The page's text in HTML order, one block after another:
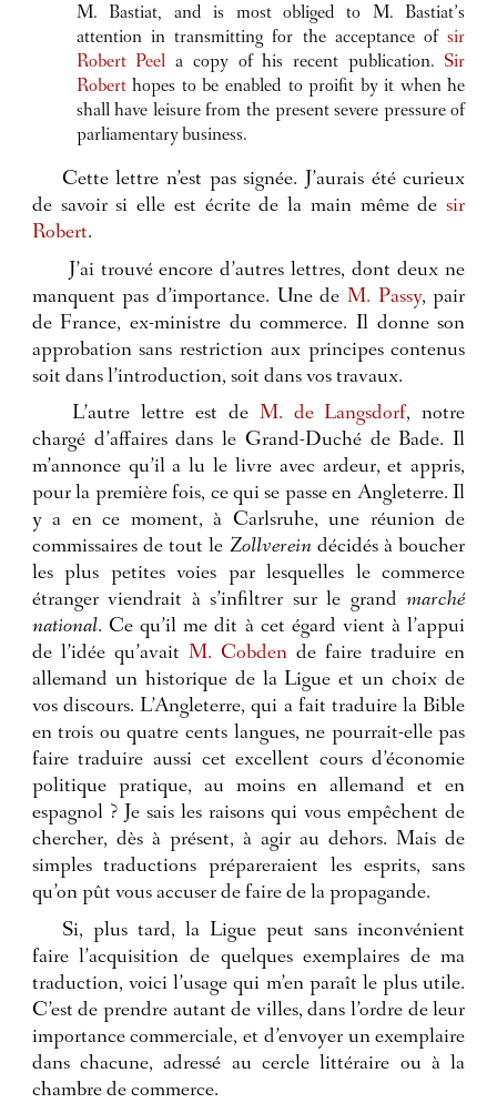
M. Bastiat, and is most obliged to M. Bastiat’s
attention in transmitting for the acceptance ofsir
Robert Peel a copy of his recent publication. Sir
Roberthopes to be enabled to proifit by it when he
shall have leisure from the present severe pressure of
parliamentary business.
Cette lettre n’est pas signée. J’aurais été curieux
de savoir si elle est écrite de la main même desir
Robert.
J’ai trouvé encore d’autres lettres, dont deux ne
manquent pas d’importance. Une de M. Passy, pair
de France, ex-ministre du commerce. Il donne son
approbation sans restriction aux principes contenus
soit dans l’introduction, soit dans vos travaux.
L’autre lettre est de M. de Langsdorf, notre
chargé d’affaires dans le Grand-Duché de Bade. Il
m’annonce qu’il a lu le livre avec ardeur, et appris,
pour la première fois, ce qui se passe en Angleterre. Il
y a en ce moment, à Carlsruhe, une réunion de
commissaires de tout le Zollvereindécidés à boucher
les plus petites voies par lesquelles le commerce
étranger viendrait à s’infiltrer sur le grandmarché
national. Ce qu’il me dit à cet égard vient à l’appui
de l’idée qu’avait M. Cobden de faire traduire en
allemand un historique de la Ligue et un choix de
vos discours. L’Angleterre, qui a fait traduire la Bible
en trois ou quatre cents langues, ne pourrait-elle pas
faire traduire aussi cet excellent cours d’économie
politique pratique, au moins en allemand et en
espagnol ? Je sais les raisons qui vous empêchent de
chercher, dès à présent, à agir au dehors. Mais de
simples traductions prépareraient les esprits, sans
qu’on pût vous accuser de faire de la propagande.
Si, plus tard, la Ligue peut sans inconvénient
faire l’acquisition de quelques exemplaires de ma
traduction, voici l’usage qui m’en paraît le plus utile.
C’est de prendre autant de villes, dans l’ordre de leur
importance commerciale, et d’envoyer un exemplaire
dans chacune, adressé au cercle littéraire ou à la
chambre de commerce.